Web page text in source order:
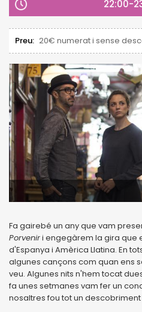
22:00-
Preu: 20€ numerat i sense
Fa gairebé un any que vam
Porveniri engegàrem la gira que
d'Espanya i Amèrica Llatina. En
algunes cançons com quan ens
veu. Algunes nits n'hem tocat
fa unes setmanes vam fer un
nosaltres fou tot un